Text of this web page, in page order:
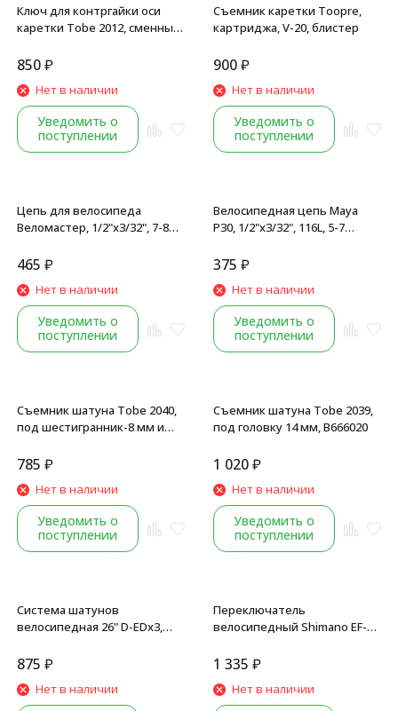
Ключ для контргайки оси
каретки Tobe 2012, сменные
штифты для тяжелых
B806015
850₽
Нет в наличии
Уведомить о
поступлении
Съемник каретки Toopre,
картриджа, V-20, блистер
900₽
Нет в наличии
Уведомить о
поступлении
Цепь для велосипеда
Веломастер, 1/2"x3/32", 7-8
замка
465 ₽
Нет в наличии
Уведомить о
поступлении
Велосипедная цепь Maya
Р30, 1/2"x3/32", 116L, 5-7
375 ₽
Нет в наличии
Уведомить о
поступлении
Съемник шатуна Tobe 2040,
под шестигранник-8 мм и
785 ₽
Нет в наличии
Уведомить о
поступлении
Съемник шатуна Tobe 2039,
под головку 14 мм, B666020
1 020₽
Нет в наличии
Уведомить о
поступлении
Система шатунов
велосипедная 26" D-EDх3,
квадрат, с защитой, черный
875 ₽
Нет в наличии
Переключатель
велосипедный Shimano EF-
шифтер+тормозная ручка,
1 335 ₽
Нет в наличии